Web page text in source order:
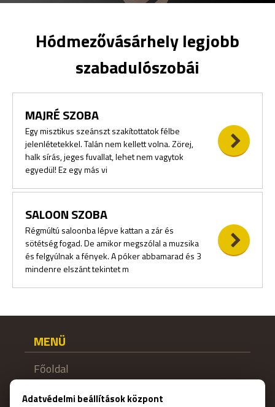
Hódmezővásárhely legjobb
szabadulószobái
MAJRÉ SZOBA
Egy misztikus szeánszt szakítottatok félbe
jelenlétetekkel. Talán nem kellett volna. Zörej,
halk sírás, jeges fuvallat, lehet nem vagytok
egyedül! Ez egy más vi
SALOON SZOBA
Régmúltú saloonba lépve kattan a zár és
sötétség fogad. De amikor megszólal a muzsika
és felgyúlnak a fények. A póker abbamarad és 3
mindenre elszánt tekintet m
MENÜ
Főoldal